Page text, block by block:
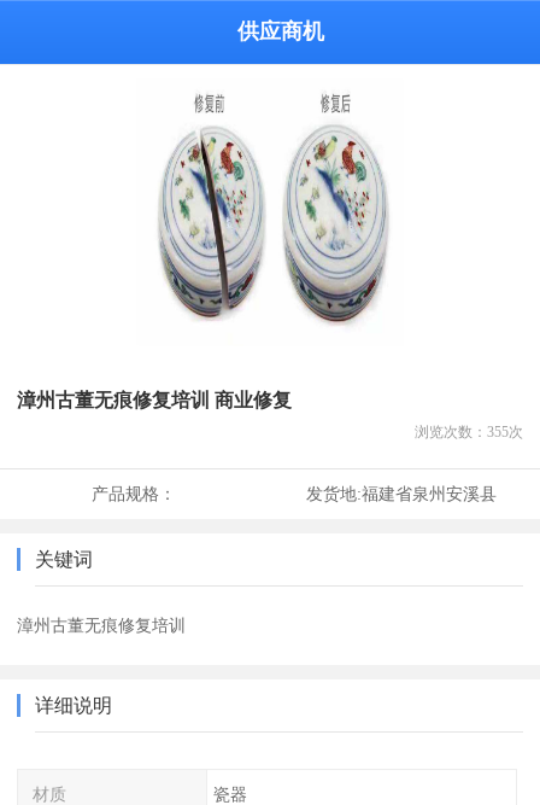
供应商机
漳州古董无痕修复培训 商业修复
浏览次数： 355次
产品规格： 发货地:福建省泉州安溪县
关键词
漳州古董无痕修复培训
详细说明
材质 瓷器